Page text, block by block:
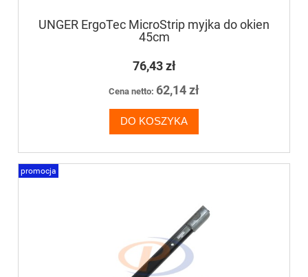
UNGER ErgoTec MicroStrip myjka do okien
45cm
76,43 zł
Cena netto: 62,14 zł
DO KOSZYKA
promocja